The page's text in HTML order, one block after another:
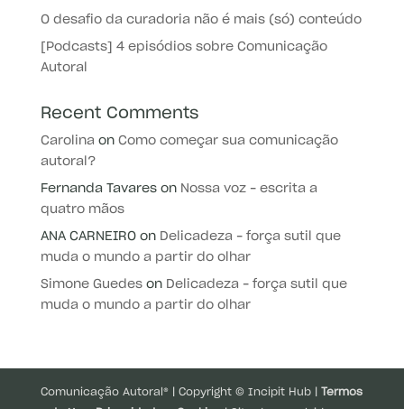
O desafio da curadoria não é mais (só) conteúdo
[Podcasts] 4 episódios sobre Comunicação
Autoral
Recent Comments
Carolina on Como começar sua comunicação
autoral?
Fernanda Tavareson Nossa voz – escrita a
quatro mãos
ANA CARNEIROon Delicadeza – força sutil que
muda o mundo a partir do olhar
Simone Guedeson Delicadeza – força sutil que
muda o mundo a partir do olhar
Comunicação Autoral® | Copyright © Incipit Hub |Termos